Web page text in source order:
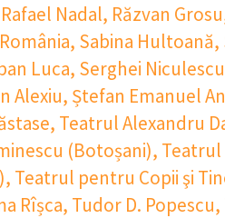
Rafael Nadal, Răzvan Grosu
România, Sabina Hultoană,
Luca, Serghei
Alexiu, Ștefan Emanuel
, Teatrul Alexandru
(Botoșani), Teatrul
, Teatrul pentru Copii şi
Rîșca, Tudor D. Popescu,